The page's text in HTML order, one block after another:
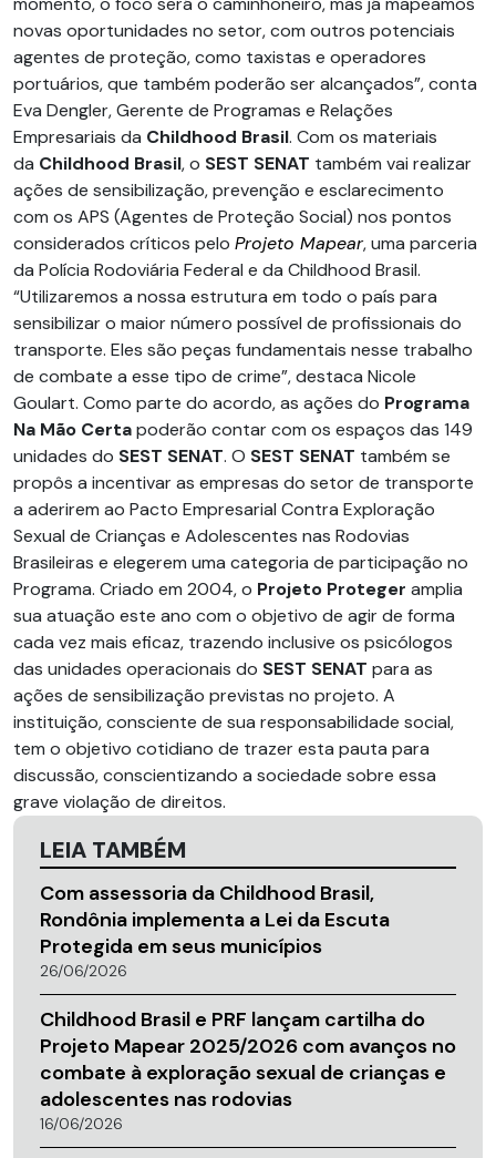
novas oportunidades no setor, com outros potenciais
agentes de proteção, como taxistas e operadores
portuários, que também poderão ser alcançados”, conta
Eva Dengler, Gerente de Programas e Relações
Empresariais da Childhood Brasil. Com os materiais
da Childhood Brasil, o SEST SENAT também vai realizar
ações de sensibilização, prevenção e esclarecimento
com os APS (Agentes de Proteção Social) nos pontos
considerados críticos pelo Projeto Mapear, uma parceria
da Polícia Rodoviária Federal e da Childhood Brasil.
“Utilizaremos a nossa estrutura em todo o país para
sensibilizar o maior número possível de profissionais do
transporte. Eles são peças fundamentais nesse trabalho
de combate a esse tipo de crime”, destaca Nicole
Goulart. Como parte do acordo, as ações do Programa
Na Mão Certapoderão contar com os espaços das 149
unidades do SEST SENAT. O SEST SENAT também se
propôs a incentivar as empresas do setor de transporte
a aderirem ao Pacto Empresarial Contra Exploração
Sexual de Crianças e Adolescentes nas Rodovias
Brasileiras e elegerem uma categoria de participação no
Programa. Criado em 2004, o Projeto Proteger amplia
sua atuação este ano com o objetivo de agir de forma
cada vez mais eficaz, trazendo inclusive os psicólogos
das unidades operacionais do SEST SENAT para as
ações de sensibilização previstas no projeto. A
instituição, consciente de sua responsabilidade social,
tem o objetivo cotidiano de trazer esta pauta para
discussão, conscientizando a sociedade sobre essa
grave violação de direitos.
LEIA TAMBÉM
Com assessoria da Childhood Brasil,
Rondônia implementa a Lei da Escuta
Protegida em seus municípios
26/06/2026
Childhood Brasil e PRF lançam cartilha do
Projeto Mapear 2025/2026 com avanços no
combate à exploração sexual de crianças e
adolescentes nas rodovias
16/06/2026